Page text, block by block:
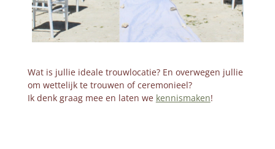
Wat is jullie ideale trouwlocatie? En overwegen jullie
om wettelijk te trouwen of ceremonieel?
Ik denk graag mee en laten we kennismaken!